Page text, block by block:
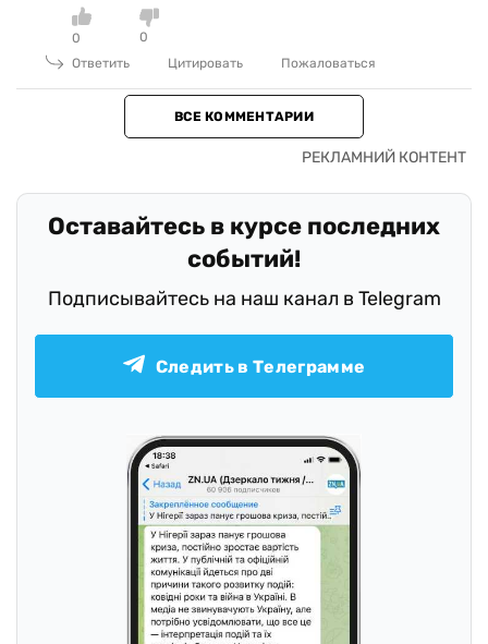
0
0
Ответить
Цитировать Пожаловаться
ВСЕ КОММЕНТАРИИ
Оставайтесь в курсе последних
событий!
Подписывайтесь на наш канал в Telegram
Следить в Телеграмме